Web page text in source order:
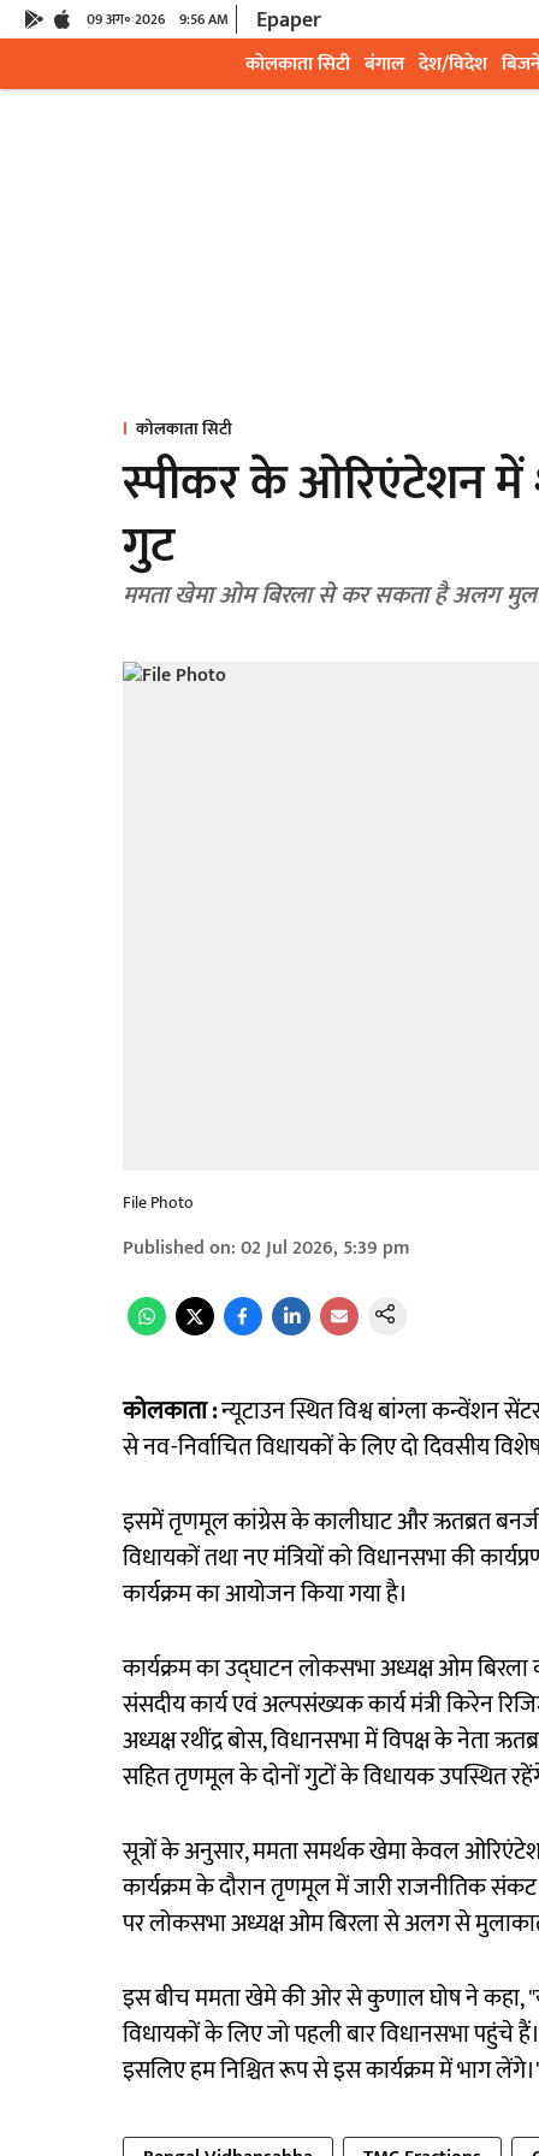
09 अग॰ 2026 9:56 AM Epaper
कोलकाता सिटी बंगाल देश/विदेश
कोलकाता सिटी
स्पीकर के ओरिएंटेशन में
गुट
ममता खेमा ओम बिरला से कर सकता है अलग
File Photo
Published on:02 Jul 2026, 5:39 pm
कोलकाता :न्यूटाउन स्थित विश्व बांग्ला कन्वेंशन
से नव-निर्वाचित विधायकों के लिए दो दिवसीय
इसमें तृणमूल कांग्रेस के कालीघाट और ऋतब्रत
विधायकों तथा नए मंत्रियों को विधानसभा की
कार्यक्रम का आयोजन किया गया है।
कार्यक्रम का उद्घाटन लोकसभा अध्यक्ष ओम बिरला
संसदीय कार्य एवं अल्पसंख्यक कार्य मंत्री किरेन
अध्यक्ष रथींद्र बोस, विधानसभा में विपक्ष के नेता
सहित तृणमूल के दोनों गुटों के विधायक उपस्थित
सूत्रों के अनुसार, ममता समर्थक खेमा केवल
कार्यक्रम के दौरान तृणमूल में जारी राजनीतिक
पर लोकसभा अध्यक्ष ओम बिरला से अलग से
इस बीच ममता खेमे की ओर से कुणाल घोष ने कहा,
विधायकों के लिए जो पहली बार विधानसभा पहुंचे
इसलिए हम निश्चित रूप से इस कार्यक्रम में भाग